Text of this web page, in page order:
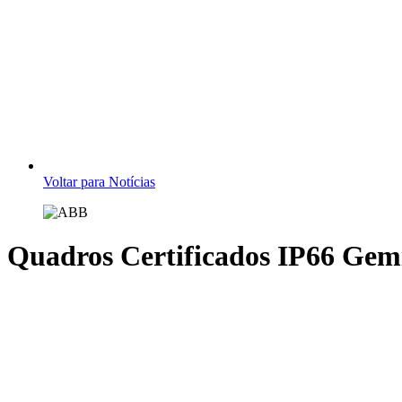
Voltar para Notícias
Quadros Certificados IP66